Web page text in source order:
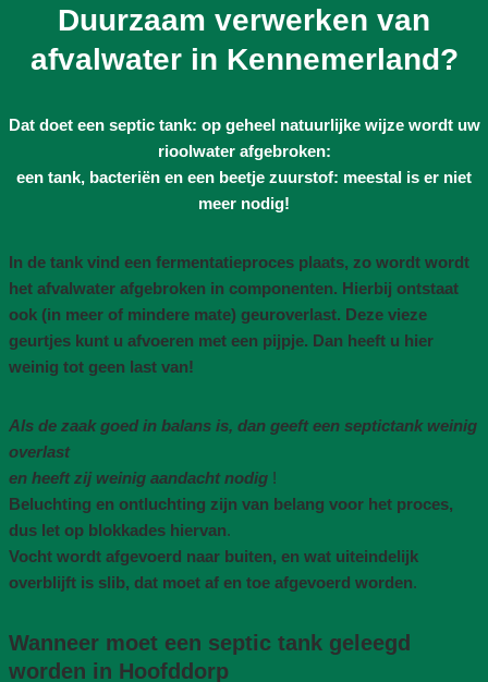
Duurzaam verwerken van
afvalwater in Kennemerland?
Dat doet een septic tank: op geheel natuurlijke wijze wordt uw
rioolwater afgebroken:
een tank, bacteriën en een beetje zuurstof: meestal is er niet
meer nodig!
In de tank vind een fermentatieproces plaats, zo wordt wordt
het afvalwater afgebroken in componenten. Hierbij ontstaat
ook (in meer of mindere mate) geuroverlast. Deze vieze
geurtjes kunt u afvoeren met een pijpje. Dan heeft u hier
weinig tot geen last van!
Als de zaak goed in balans is, dan geeft een septictank weinig
overlast
en heeft zij weinig aandacht nodig !
Beluchting en ontluchting zijn van belang voor het proces,
dus let op blokkades hiervan.
Vocht wordt afgevoerd naar buiten, en wat uiteindelijk
overblijft is slib, dat moet af en toe afgevoerd worden.
Wanneer moet een septic tank geleegd
worden in Hoofddorp